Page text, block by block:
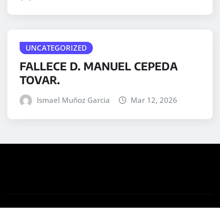
UNCATEGORIZED
FALLECE D. MANUEL CEPEDA
TOVAR.
Ismael Muñoz Garcia Mar 12, 2026